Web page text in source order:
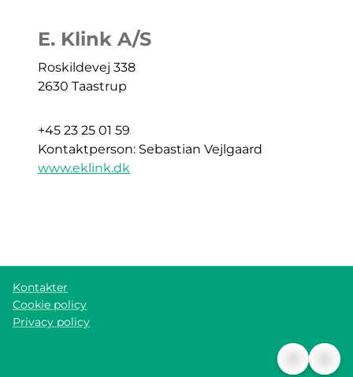
E. Klink A/S
Roskildevej 338
2630 Taastrup
+45 23 25 01 59
Kontaktperson: Sebastian Vejlgaard
www.eklink.dk
Kontakter
Cookie policy
Privacy policy